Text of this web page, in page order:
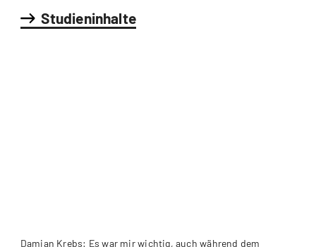
Studieninhalte
Damian Krebs: Es war mir wichtig, auch während dem